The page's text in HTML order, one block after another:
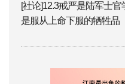
[社论]12.3戒严是陆军士
是服从上命下服的牺牲品